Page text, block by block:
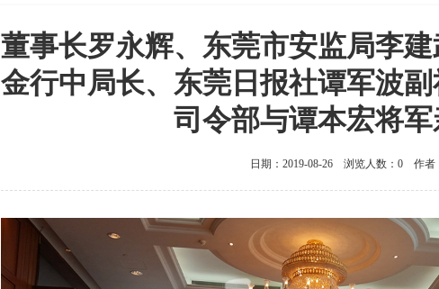
董事长罗永辉、东莞市安监局李
金行中局长、东莞日报社谭军波
司令部与谭本宏将
日期：2019-08-26 浏览人数：0 作者